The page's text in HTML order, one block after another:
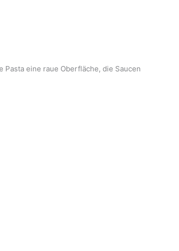
Pasta eine raue Oberfläche, die Saucen